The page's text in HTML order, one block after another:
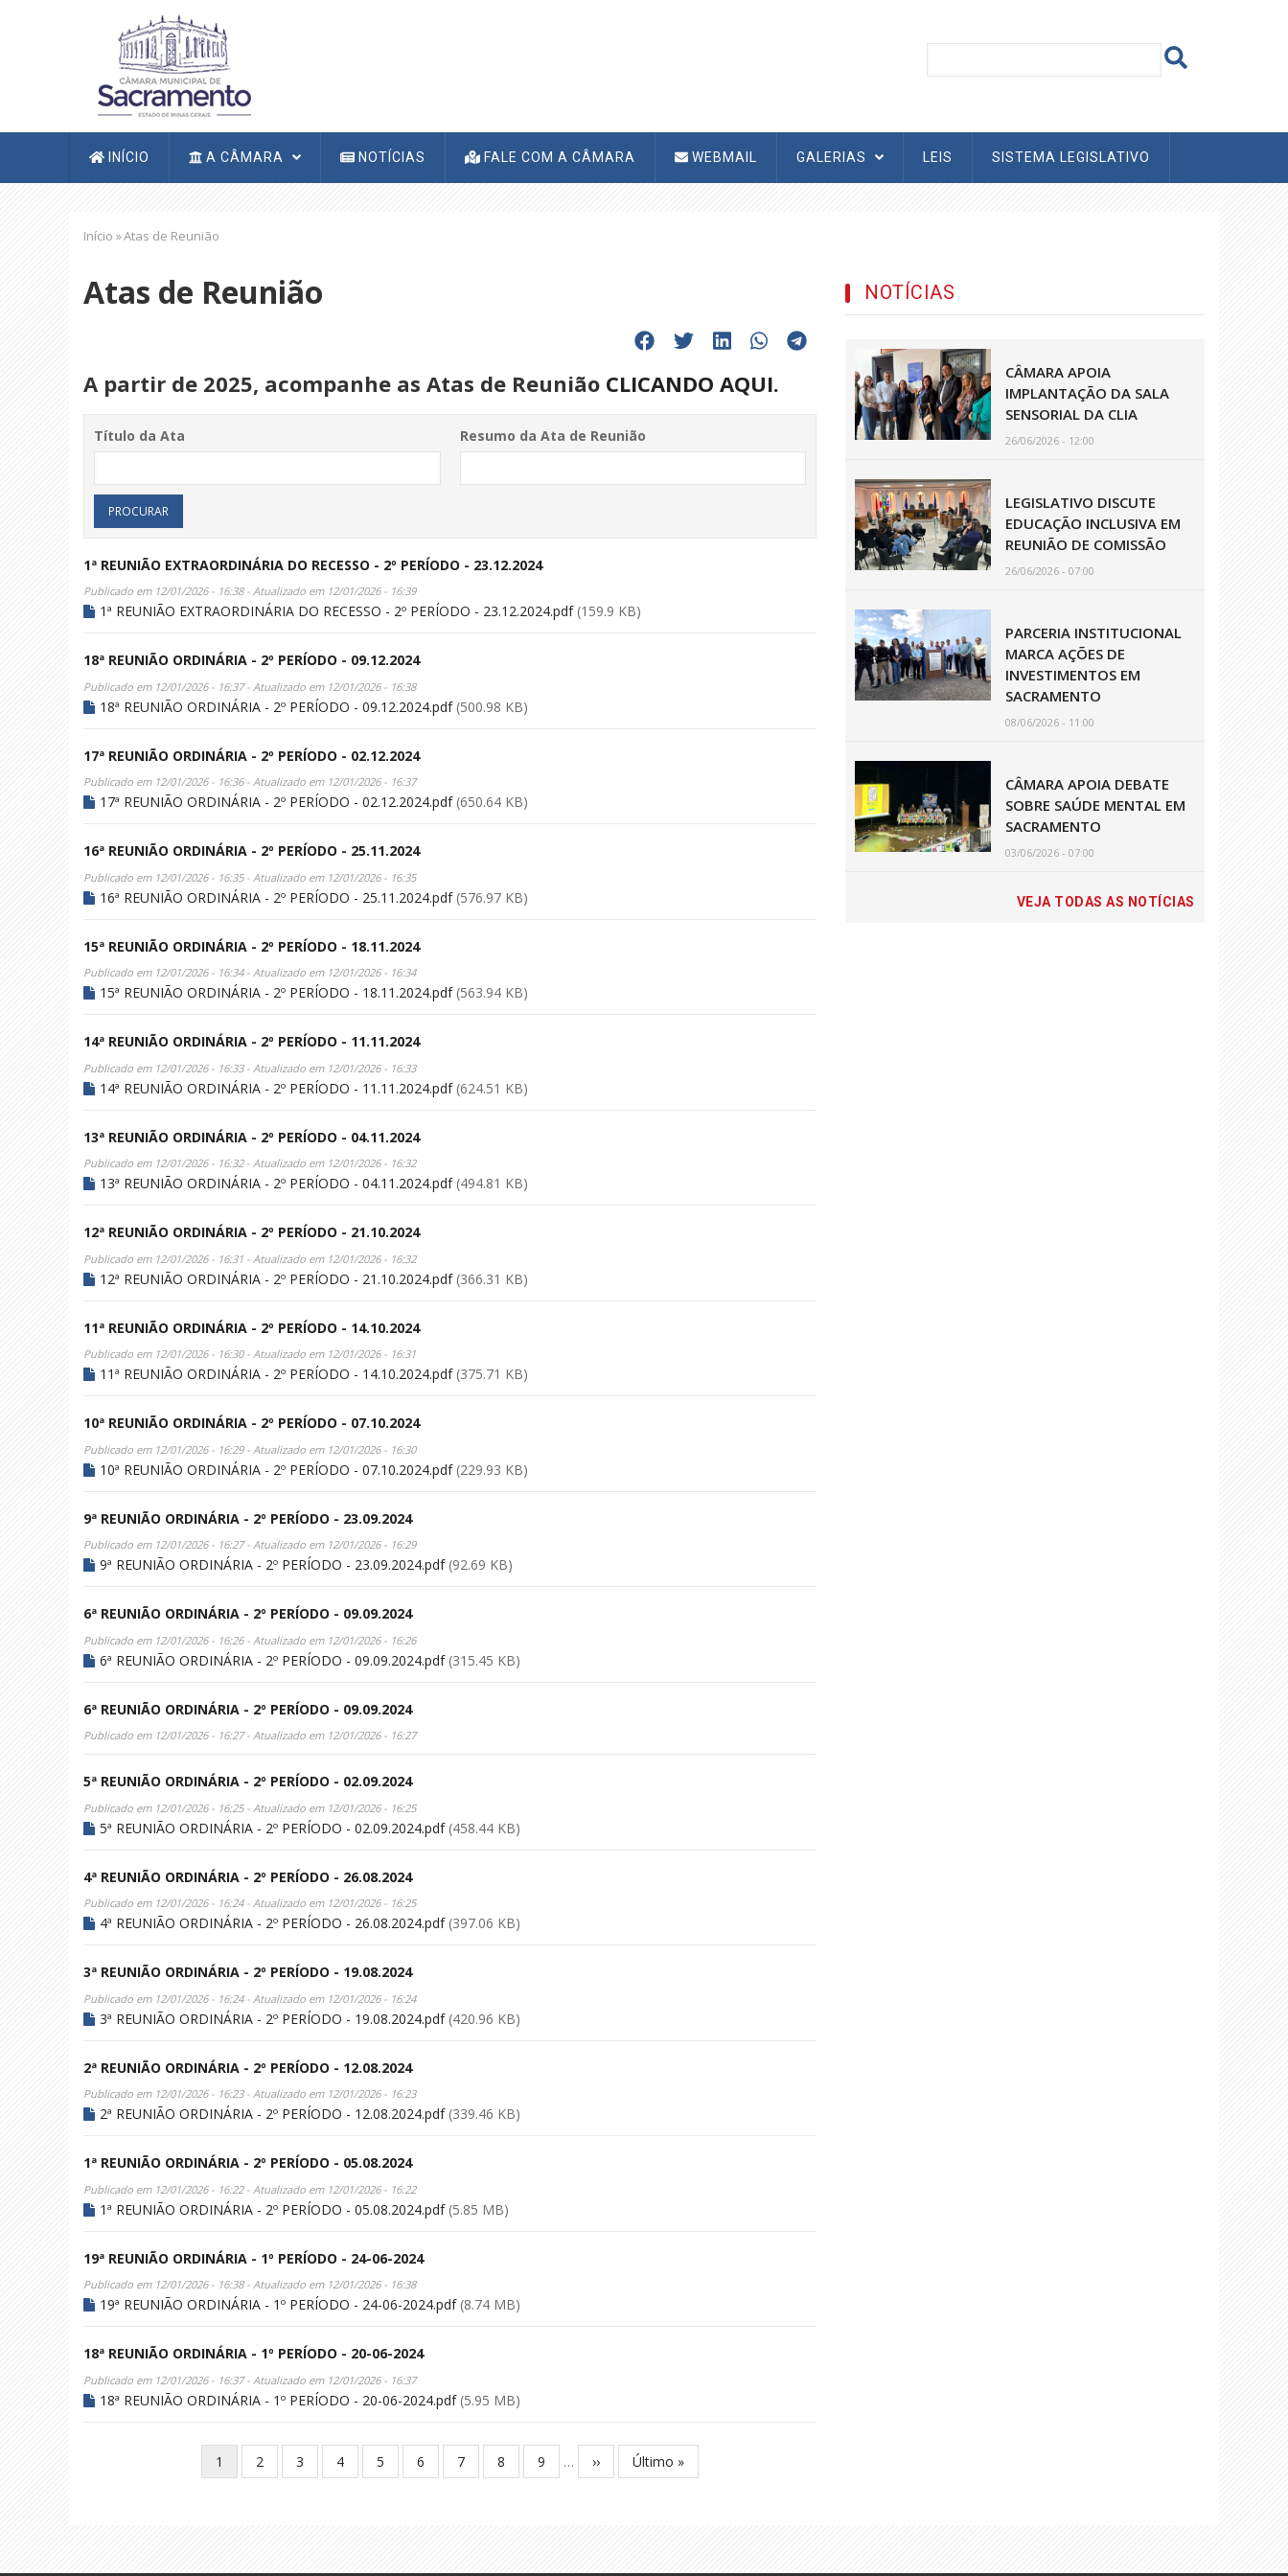
Navegação
principal
INÍCIO A CÂMARA NOTÍCIAS FALE COM A CÂMARA WEBMAIL GALERIAS LEIS SISTEMA LEGISLATIVO
Trilha
navegação
Início »Atas de Reunião
Atas de Reunião
A partir de 2025, acompanhe as Atas de Reunião CLICANDO AQUI.
Título da Ata Resumo da Ata de Reunião
1ª REUNIÃO EXTRAORDINÁRIA DO RECESSO - 2º PERÍODO - 23.12.2024
Publicado em 12/01/2026 - 16:38 - Atualizado em 12/01/2026 - 16:39
1ª REUNIÃO EXTRAORDINÁRIA DO RECESSO - 2º PERÍODO - 23.12.2024.pdf (159.9 KB)
18ª REUNIÃO ORDINÁRIA - 2º PERÍODO - 09.12.2024
Publicado em 12/01/2026 - 16:37 - Atualizado em 12/01/2026 - 16:38
18ª REUNIÃO ORDINÁRIA - 2º PERÍODO - 09.12.2024.pdf (500.98 KB)
17ª REUNIÃO ORDINÁRIA - 2º PERÍODO - 02.12.2024
Publicado em 12/01/2026 - 16:36 - Atualizado em 12/01/2026 - 16:37
17ª REUNIÃO ORDINÁRIA - 2º PERÍODO - 02.12.2024.pdf (650.64 KB)
16ª REUNIÃO ORDINÁRIA - 2º PERÍODO - 25.11.2024
Publicado em 12/01/2026 - 16:35 - Atualizado em 12/01/2026 - 16:35
16ª REUNIÃO ORDINÁRIA - 2º PERÍODO - 25.11.2024.pdf (576.97 KB)
15ª REUNIÃO ORDINÁRIA - 2º PERÍODO - 18.11.2024
Publicado em 12/01/2026 - 16:34 - Atualizado em 12/01/2026 - 16:34
15ª REUNIÃO ORDINÁRIA - 2º PERÍODO - 18.11.2024.pdf (563.94 KB)
14ª REUNIÃO ORDINÁRIA - 2º PERÍODO - 11.11.2024
Publicado em 12/01/2026 - 16:33 - Atualizado em 12/01/2026 - 16:33
14ª REUNIÃO ORDINÁRIA - 2º PERÍODO - 11.11.2024.pdf (624.51 KB)
13ª REUNIÃO ORDINÁRIA - 2º PERÍODO - 04.11.2024
Publicado em 12/01/2026 - 16:32 - Atualizado em 12/01/2026 - 16:32
13ª REUNIÃO ORDINÁRIA - 2º PERÍODO - 04.11.2024.pdf (494.81 KB)
12ª REUNIÃO ORDINÁRIA - 2º PERÍODO - 21.10.2024
Publicado em 12/01/2026 - 16:31 - Atualizado em 12/01/2026 - 16:32
12ª REUNIÃO ORDINÁRIA - 2º PERÍODO - 21.10.2024.pdf (366.31 KB)
11ª REUNIÃO ORDINÁRIA - 2º PERÍODO - 14.10.2024
Publicado em 12/01/2026 - 16:30 - Atualizado em 12/01/2026 - 16:31
11ª REUNIÃO ORDINÁRIA - 2º PERÍODO - 14.10.2024.pdf (375.71 KB)
10ª REUNIÃO ORDINÁRIA - 2º PERÍODO - 07.10.2024
Publicado em 12/01/2026 - 16:29 - Atualizado em 12/01/2026 - 16:30
10ª REUNIÃO ORDINÁRIA - 2º PERÍODO - 07.10.2024.pdf (229.93 KB)
9ª REUNIÃO ORDINÁRIA - 2º PERÍODO - 23.09.2024
Publicado em 12/01/2026 - 16:27 - Atualizado em 12/01/2026 - 16:29
9ª REUNIÃO ORDINÁRIA - 2º PERÍODO - 23.09.2024.pdf (92.69 KB)
6ª REUNIÃO ORDINÁRIA - 2º PERÍODO - 09.09.2024
Publicado em 12/01/2026 - 16:26 - Atualizado em 12/01/2026 - 16:26
6ª REUNIÃO ORDINÁRIA - 2º PERÍODO - 09.09.2024.pdf (315.45 KB)
6ª REUNIÃO ORDINÁRIA - 2º PERÍODO - 09.09.2024
Publicado em 12/01/2026 - 16:27 - Atualizado em 12/01/2026 - 16:27
5ª REUNIÃO ORDINÁRIA - 2º PERÍODO - 02.09.2024
Publicado em 12/01/2026 - 16:25 - Atualizado em 12/01/2026 - 16:25
5ª REUNIÃO ORDINÁRIA - 2º PERÍODO - 02.09.2024.pdf (458.44 KB)
4ª REUNIÃO ORDINÁRIA - 2º PERÍODO - 26.08.2024
Publicado em 12/01/2026 - 16:24 - Atualizado em 12/01/2026 - 16:25
4ª REUNIÃO ORDINÁRIA - 2º PERÍODO - 26.08.2024.pdf (397.06 KB)
3ª REUNIÃO ORDINÁRIA - 2º PERÍODO - 19.08.2024
Publicado em 12/01/2026 - 16:24 - Atualizado em 12/01/2026 - 16:24
3ª REUNIÃO ORDINÁRIA - 2º PERÍODO - 19.08.2024.pdf (420.96 KB)
2ª REUNIÃO ORDINÁRIA - 2º PERÍODO - 12.08.2024
Publicado em 12/01/2026 - 16:23 - Atualizado em 12/01/2026 - 16:23
2ª REUNIÃO ORDINÁRIA - 2º PERÍODO - 12.08.2024.pdf (339.46 KB)
1ª REUNIÃO ORDINÁRIA - 2º PERÍODO - 05.08.2024
Publicado em 12/01/2026 - 16:22 - Atualizado em 12/01/2026 - 16:22
1ª REUNIÃO ORDINÁRIA - 2º PERÍODO - 05.08.2024.pdf (5.85 MB)
19ª REUNIÃO ORDINÁRIA - 1º PERÍODO - 24-06-2024
Publicado em 12/01/2026 - 16:38 - Atualizado em 12/01/2026 - 16:38
19ª REUNIÃO ORDINÁRIA - 1º PERÍODO - 24-06-2024.pdf (8.74 MB)
18ª REUNIÃO ORDINÁRIA - 1º PERÍODO - 20-06-2024
Publicado em 12/01/2026 - 16:37 - Atualizado em 12/01/2026 - 16:37
18ª REUNIÃO ORDINÁRIA - 1º PERÍODO - 20-06-2024.pdf (5.95 MB)
Página
atual
1 Page
2 Page
3 Page
4 Page
5 Page
6 Page
7 Page
8 Page
9 …
Próxima
página
››
Última
página
Último »
NOTÍCIAS
CÂMARA APOIA
IMPLANTAÇÃO DA SALA
SENSORIAL DA CLIA
26/06/2026 - 12:00
LEGISLATIVO DISCUTE
EDUCAÇÃO INCLUSIVA EM
REUNIÃO DE COMISSÃO
26/06/2026 - 07:00
PARCERIA INSTITUCIONAL
MARCA AÇÕES DE
INVESTIMENTOS EM
SACRAMENTO
08/06/2026 - 11:00
CÂMARA APOIA DEBATE
SOBRE SAÚDE MENTAL EM
SACRAMENTO
03/06/2026 - 07:00
VEJA TODAS AS NOTÍCIAS